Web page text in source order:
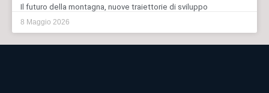
Il futuro della montagna, nuove traiettorie di sviluppo
8 Maggio 2026